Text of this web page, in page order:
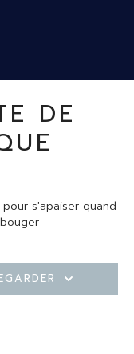
DE
s'apaiser quand